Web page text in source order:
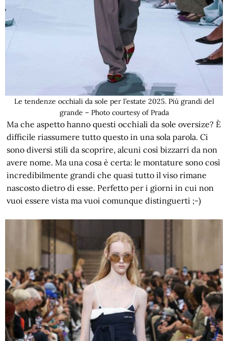
Le tendenze occhiali da sole per l’estate 2025. Più grandi del
grande – Photo courtesy of Prada
Ma che aspetto hanno questi occhiali da sole oversize? È
difficile riassumere tutto questo in una sola parola. Ci
sono diversi stili da scoprire, alcuni così bizzarri da non
avere nome. Ma una cosa è certa: le montature sono così
incredibilmente grandi che quasi tutto il viso rimane
nascosto dietro di esse. Perfetto per i giorni in cui non
vuoi essere vista ma vuoi comunque distinguerti ;-)